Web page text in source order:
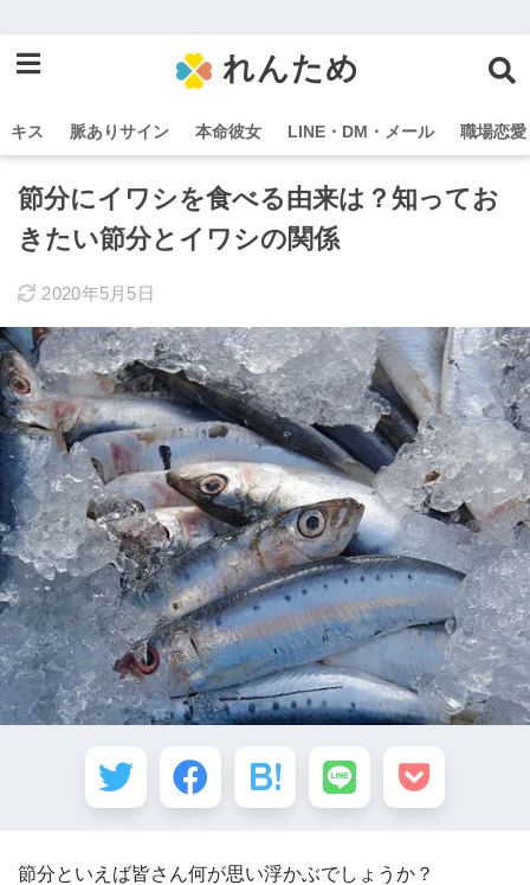
れんため
キス 脈ありサイン 本命彼女 LINE・DM・メール 職場恋愛
節分にイワシを食べる由来は？知ってお
きたい節分とイワシの関係
2020年5月5日
節分といえば皆さん何が思い浮かぶでしょうか？